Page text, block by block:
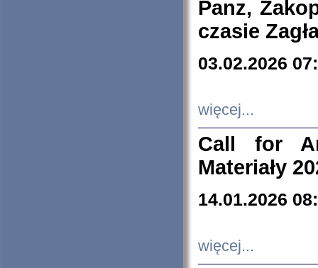
Panz,
czasie
03.02.2026
więcej...
Call for
Materiały
14.01.2026
więcej...